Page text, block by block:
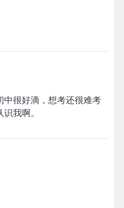
中很好滴，想考还很难考